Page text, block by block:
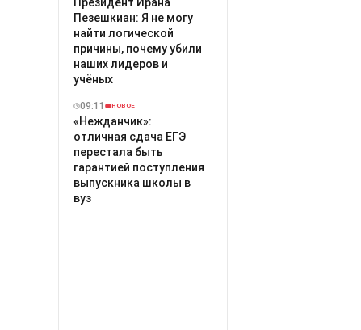
Пезешкиан: Я не могу
найти логической
причины, почему убили
наших лидеров и
учёных
09:11 НОВОЕ
«Нежданчик»:
отличная сдача ЕГЭ
перестала быть
гарантией поступления
выпускника школы в
вуз